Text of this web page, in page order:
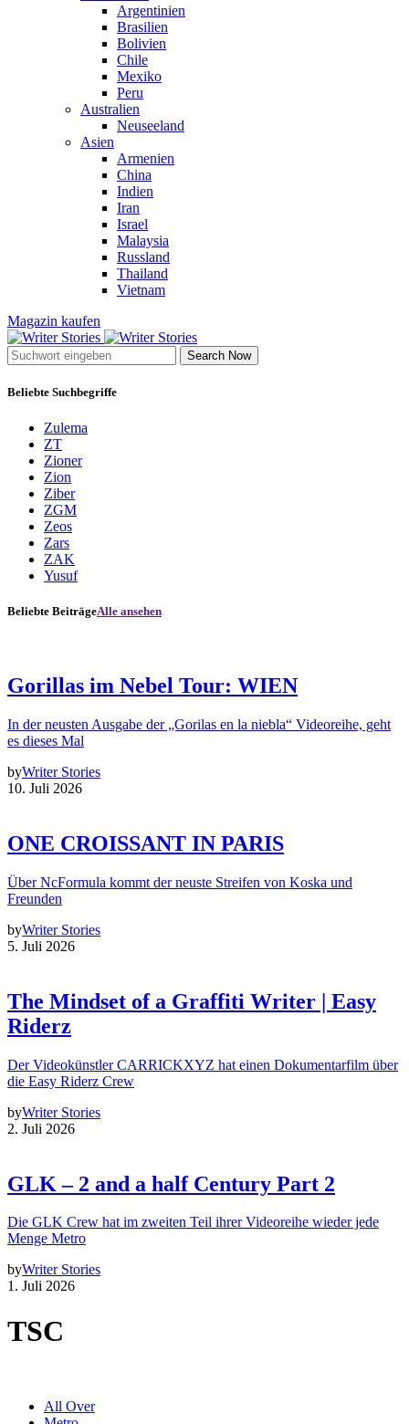
Argentinien
Brasilien
Bolivien
Chile
Mexiko
Peru
Australien
Neuseeland
Asien
Armenien
China
Indien
Iran
Israel
Malaysia
Russland
Thailand
Vietnam
Magazin kaufen
Search Now
Beliebte Suchbegriffe
Zulema
ZT
Zioner
Zion
Ziber
ZGM
Zeos
Zars
ZAK
Yusuf
Beliebte BeiträgeAlle ansehen
Gorillas im Nebel Tour: WIEN
In der neusten Ausgabe der „Gorilas en la niebla“ Videoreihe, geht
es dieses Mal
byWriter Stories
10. Juli 2026
ONE CROISSANT IN PARIS
Über NcFormula kommt der neuste Streifen von Koska und
Freunden
byWriter Stories
5. Juli 2026
The Mindset of a Graffiti Writer | Easy
Riderz
Der Videokünstler CARRICKXYZ hat einen Dokumentarfilm über
die Easy Riderz Crew
byWriter Stories
2. Juli 2026
GLK – 2 and a half Century Part 2
Die GLK Crew hat im zweiten Teil ihrer Videoreihe wieder jede
Menge Metro
byWriter Stories
1. Juli 2026
TSC
All Over